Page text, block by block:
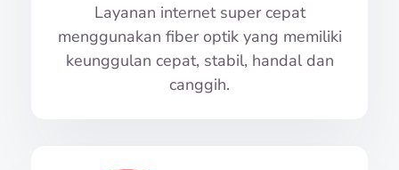
Layanan internet super cepat
menggunakan fiber optik yang memiliki
keunggulan cepat, stabil, handal dan
canggih.